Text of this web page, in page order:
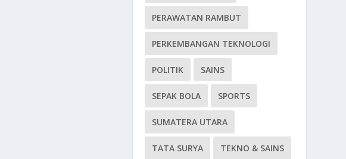
PERAWATAN RAMBUT
PERKEMBANGAN TEKNOLOGI
POLITIK SAINS
SEPAK BOLA SPORTS
SUMATERA UTARA
TATA SURYA TEKNO & SAINS